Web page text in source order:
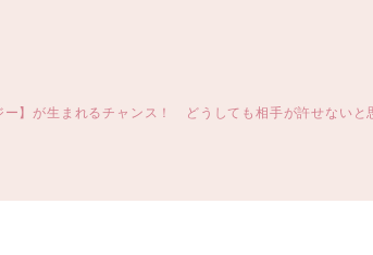
】が生まれるチャンス！ どうしても相手が許せないと